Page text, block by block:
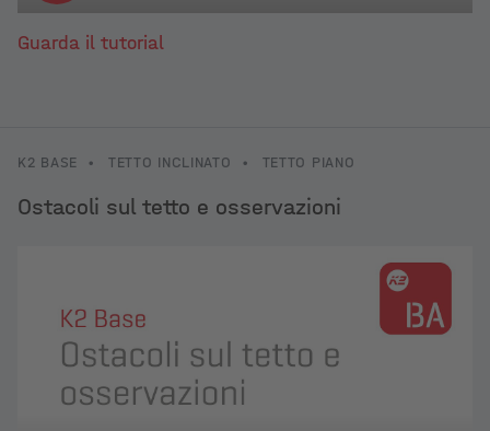
Guarda il tutorial
K2 BASE • TETTO INCLINATO • TETTO PIANO
Ostacoli sul tetto e osservazioni